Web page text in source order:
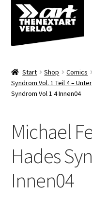
Zur
Navigation
springen
Zum
Inhalt
springen
Shop
Start Shop Comics
Syndrom Vol. 1 Teil 4 –
Syndrom Vol 1 4 Innen04
Michael
Hades
Innen04